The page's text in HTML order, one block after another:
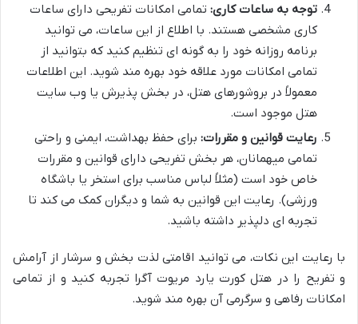
توجه به ساعات کاری: تمامی امکانات تفریحی دارای ساعات
کاری مشخصی هستند. با اطلاع از این ساعات، می توانید
برنامه روزانه خود را به گونه ای تنظیم کنید که بتوانید از
تمامی امکانات مورد علاقه خود بهره مند شوید. این اطلاعات
معمولاً در بروشورهای هتل، در بخش پذیرش یا وب سایت
هتل موجود است.
رعایت قوانین و مقررات: برای حفظ بهداشت، ایمنی و راحتی
تمامی میهمانان، هر بخش تفریحی دارای قوانین و مقررات
خاص خود است (مثلاً لباس مناسب برای استخر یا باشگاه
ورزشی). رعایت این قوانین به شما و دیگران کمک می کند تا
تجربه ای دلپذیر داشته باشید.
با رعایت این نکات، می توانید اقامتی لذت بخش و سرشار از آرامش
و تفریح را در هتل کورت یارد مریوت آگرا تجربه کنید و از تمامی
امکانات رفاهی و سرگرمی آن بهره مند شوید.